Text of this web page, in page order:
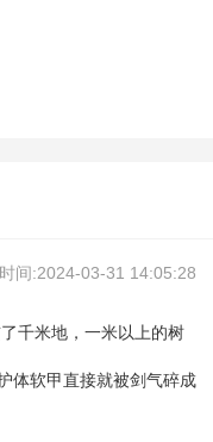
间:2024-03-31 14:05:28
千米地，一米以上的树
体软甲直接就被剑气碎成